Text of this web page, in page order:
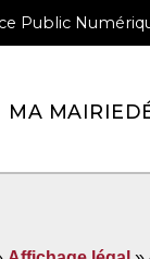
Public
MA MAIRIE